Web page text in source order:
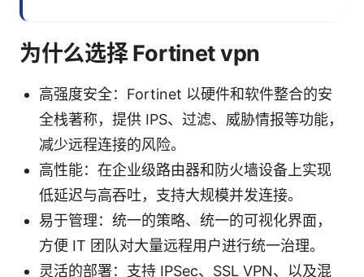
为什么选择 Fortinet vpn
高强度安全：Fortinet 以硬件和软件整合的安
全栈著称，提供 IPS、过滤、威胁情报等功能，
减少远程连接的风险。
高性能：在企业级路由器和防火墙设备上实现
低延迟与高吞吐，支持大规模并发连接。
易于管理：统一的策略、统一的可视化界面，
方便 IT 团队对大量远程用户进行统一治理。
灵活的部署：支持 IPSec、SSL VPN、以及混